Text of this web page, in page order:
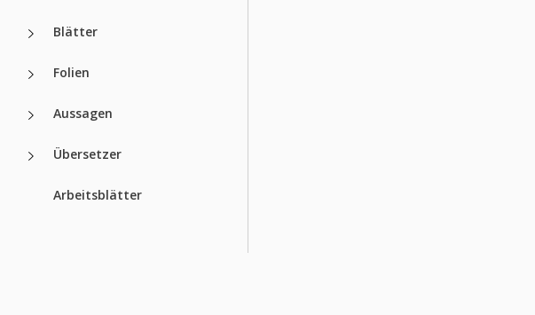
Blätter
Folien
Aussagen
Übersetzer
Arbeitsblätter